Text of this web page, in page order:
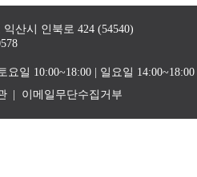
산시 인북로 424 (54540)
요일 10:00~18:00 | 일요일
이메일무단수집거부